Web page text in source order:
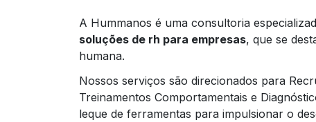
A Hummanos é uma consultoria
soluções de rh para empresas, que se
humana.
Nossos serviços são direcionados para
Treinamentos Comportamentais e
leque de ferramentas para impulsionar o